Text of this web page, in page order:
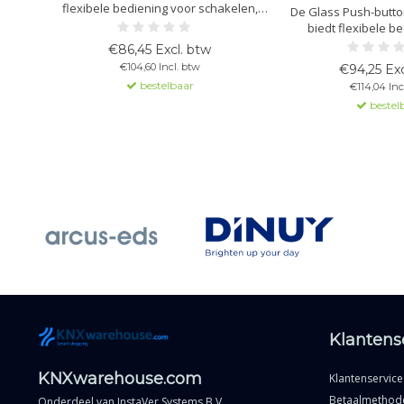
flexibele bediening voor schakelen,
dimmen en jaloezieën. Met RGBW-
status-LED's en aanpasbare logica.
Beschikbaar met 1 tot 4 sensorvlakken
en optionele temperatuursensor.
€86,45 Excl. btw
€104,60 Incl. btw
bestelbaar
De Glass Push-
biedt flexibele
verlichting,
Verkrijgbaar
verschillende
UP/DOWN en I/O.
€94,25
€114,04
KNXwarehouse.com
Klantenservice